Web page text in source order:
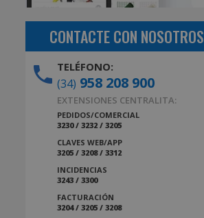
CONTACTE CON NOSOTROS
TELÉFONO:
(34) 958 208 900
EXTENSIONES CENTRALITA:
PEDIDOS/COMERCIAL
3230 / 3232 / 3205
CLAVES WEB/APP
3205 / 3208 / 3312
INCIDENCIAS
3243 / 3300
FACTURACIÓN
3204 / 3205 / 3208